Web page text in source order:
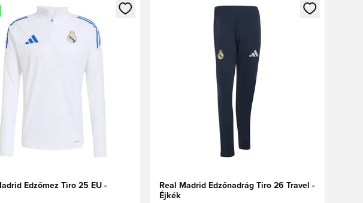
való regisztrációhoz
egy modált a bejelentkezéshez vagy a tagként való regisztrációhoz
Edzőmez Tiro 25 EU -
Megnyit egy modált a bejelentkezéshez vagy a
Real Madrid Edzőnadrág Tiro 26 Travel -
Éjkék